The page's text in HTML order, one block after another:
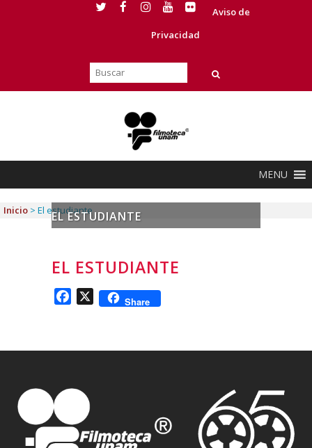
Aviso de
Privacidad
MENU
EL ESTUDIANTE
Inicio > El estudiante
EL ESTUDIANTE
Facebook
X Share